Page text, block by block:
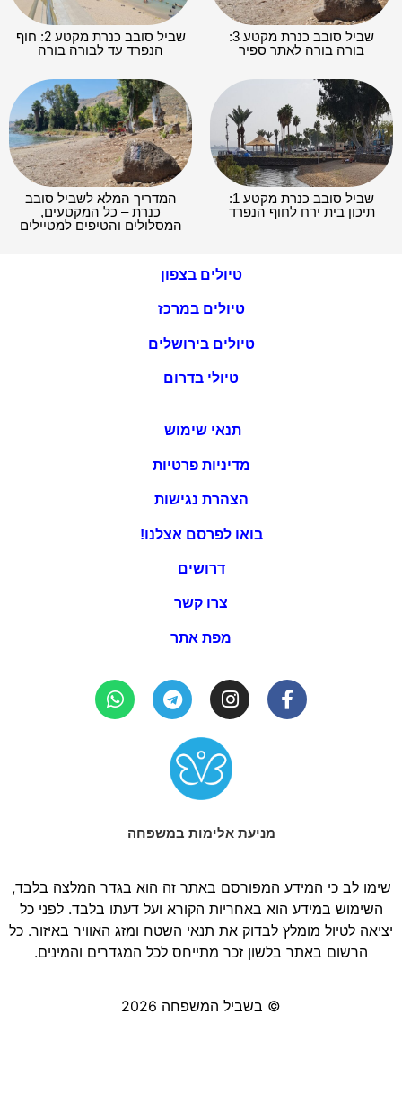
שביל סובב כנרת מקטע 3:
בורה בורה לאתר ספיר
שביל סובב כנרת מקטע 2: חוף
הנפרד עד לבורה בורה
שביל סובב כנרת מקטע 1:
תיכון בית ירח לחוף הנפרד
המדריך המלא לשביל סובב
כנרת – כל המקטעים,
המסלולים והטיפים למטיילים
טיולים בצפון
טיולים במרכז
טיולים בירושלים
טיולי בדרום
תנאי שימוש
מדיניות פרטיות
הצהרת נגישות
בואו לפרסם אצלנו!
דרושים
צרו קשר
מפת אתר
מניעת אלימות במשפחה
שימו לב כי המידע המפורסם באתר זה הוא בגדר המלצה בלבד,
השימוש במידע הוא באחריות הקורא ועל דעתו בלבד. לפני כל
יציאה לטיול מומלץ לבדוק את תנאי השטח ומזג האוויר באיזור. כל
הרשום באתר בלשון זכר מתייחס לכל המגדרים והמינים.
© בשביל המשפחה 2026